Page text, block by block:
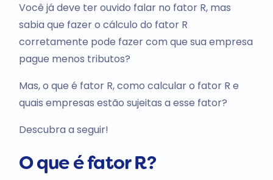
Você já deve ter ouvido falar no fator R, mas
sabia que fazer o cálculo do fator R
corretamente pode fazer com que sua empresa
pague menos tributos?
Mas, o que é fator R, como calcular o fator R e
quais empresas estão sujeitas a esse fator?
Descubra a seguir!
O que é fator R?